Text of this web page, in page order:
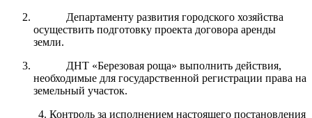
Департаменту развития городского хозяйства
осуществить подготовку проекта договора аренды
земли.
ДНТ «Березовая роща» выполнить действия,
необходимые для государственной регистрации права на
земельный участок.
4. Контроль за исполнением настоящего постановления